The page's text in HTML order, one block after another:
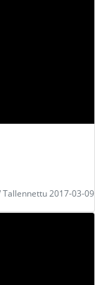
Tallennettu 2017-03-09